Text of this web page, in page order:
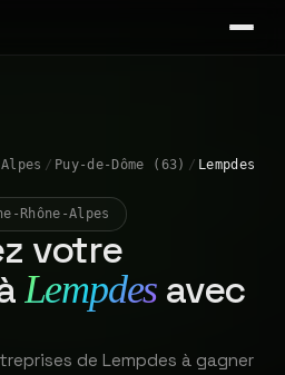
/ Puy-de-Dôme (63) / Lempdes
Rhône-Alpes
votre
Lempdes avec
de Lempdes à gagner